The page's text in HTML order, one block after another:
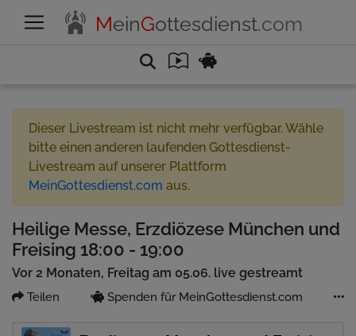
MeinGottesdienst.com
Dieser Livestream ist nicht mehr verfügbar. Wähle
bitte einen anderen laufenden Gottesdienst-
Livestream auf unserer Plattform
MeinGottesdienst.com aus.
Heilige Messe, Erzdiözese München und
Freising 18:00 - 19:00
Vor 2 Monaten, Freitag am 05.06. live gestreamt
Teilen Spenden für MeinGottesdienst.com